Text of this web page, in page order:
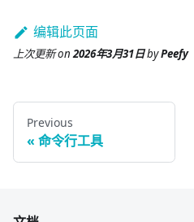
编辑此页面
上次更新on2026年3月31日byPeefy
Previous
命令行工具